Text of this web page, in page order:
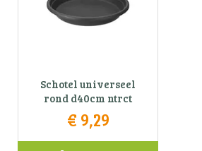
Schotel universeel
rond d40cm ntrct
€ 9,29